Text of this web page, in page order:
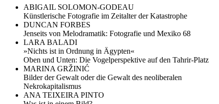
ABIGAIL SOLOMON-GODEAU
Künstlerische Fotografie im Zeitalter der Katastrophe
DUNCAN FORBES
Jenseits von Melodramatik: Fotografie und Mexiko 68
LARA BALADI
»Nichts ist in Ordnung in Ägypten«
Oben und Unten: Die Vogelperspektive auf den Tahrir-Platz
MARINA GRŽINIĆ
Bilder der Gewalt oder die Gewalt des neoliberalen
Nekrokapitalismus
ANA TEIXEIRA PINTO